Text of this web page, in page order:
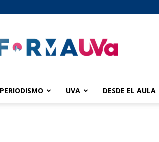
informaUVA
PERIODISMO UVA DESDE EL AULA